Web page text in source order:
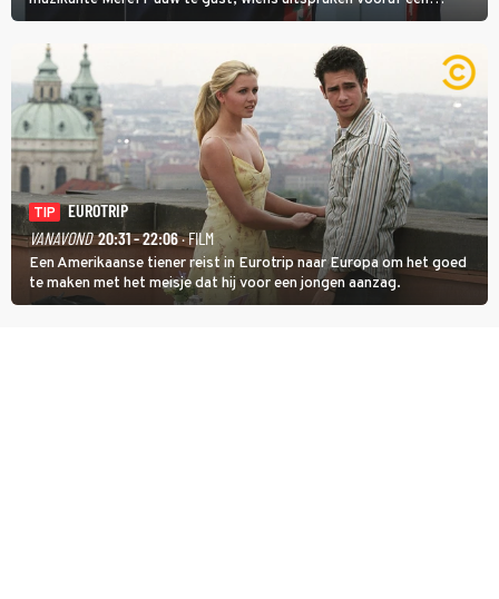
boeiende avond beloven: 'Mijn ideale televisieavond is zoals mijn
identiteit: grenzeloos, absurd en vol angsten'.
TIP
EUROTRIP
VANAVOND 20:31 - 22:06· FILM
Een Amerikaanse tiener reist in Eurotrip naar Europa om het goed
te maken met het meisje dat hij voor een jongen aanzag.